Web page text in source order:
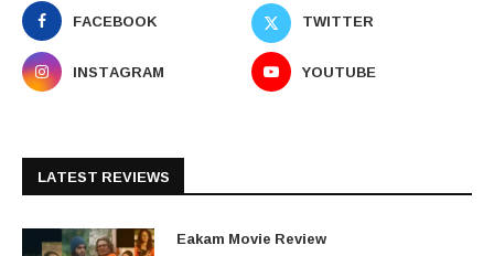
FACEBOOK
TWITTER
INSTAGRAM
YOUTUBE
LATEST REVIEWS
Eakam Movie Review